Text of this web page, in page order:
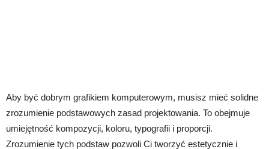
Aby być dobrym grafikiem komputerowym, musisz mieć solidne
zrozumienie podstawowych zasad projektowania. To obejmuje
umiejętność kompozycji, koloru, typografii i proporcji.
Zrozumienie tych podstaw pozwoli Ci tworzyć estetycznie i